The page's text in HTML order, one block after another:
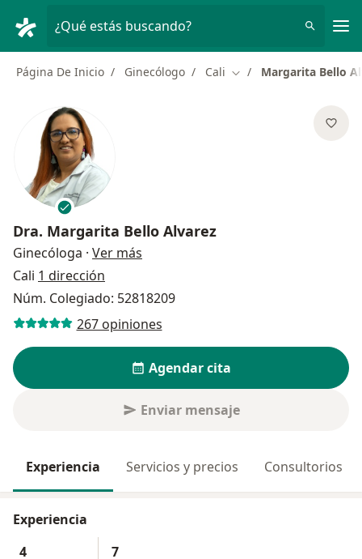
¿Qué estás buscando?
Página De Inicio Ginecólogo Cali Cambiar de ciudad
Margarita Bello
Dra. Margarita Bello Alvarez
Ginecóloga · Ver más
Cali 1 dirección
Núm. Colegiado: 52818209
267 opiniones
Agendar cita
Enviar mensaje
Experiencia Servicios y precios Consultorios
Experiencia
4
7